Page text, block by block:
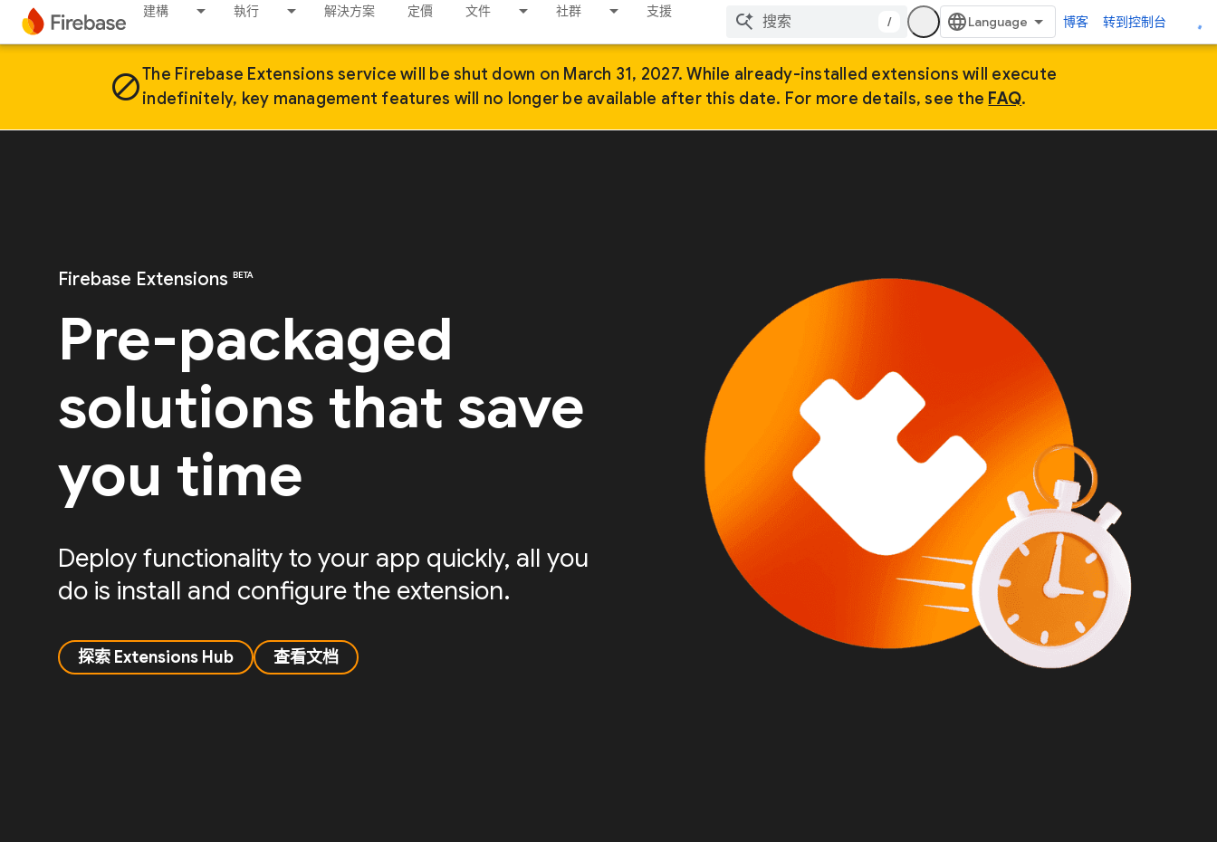
建構 執行 解決方案 定價 文件 社群 支援
/ 博客 转到控制台
blockThe Firebase Extensions service will be shut down on March 31, 2027. While already-installed extensions will execute
indefinitely, key management features will no longer be available after this date. For more details, see the FAQ.
Firebase Extensions BETA
Pre-packaged
solutions that save
you time
Deploy functionality to your app quickly, all you
do is install and configure the extension.
探索 Extensions Hub 查看文档